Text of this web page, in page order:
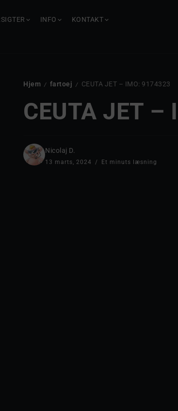
INFO KONTAKT
Hjem / fartoej / CEUTA JET – IMO: 9174323
CEUTA JET
Nicolaj D.
13 marts, 2024 Et minuts læsning